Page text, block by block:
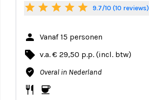
star star star star star 9.7/10 (10 reviews)
person Vanaf 15 personen
local_offer v.a. € 29,50 p.p. (incl. btw)
where_to_vote Overal in Nederland
restaurant coffee